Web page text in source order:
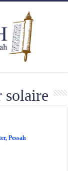
solaire
,Pessah